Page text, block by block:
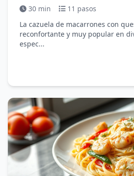
30 min
11 pasos
La cazuela de macarrones con
reconfortante y muy popular en
espec...